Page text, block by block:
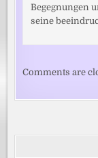
Begegnungen
seine
Comments are